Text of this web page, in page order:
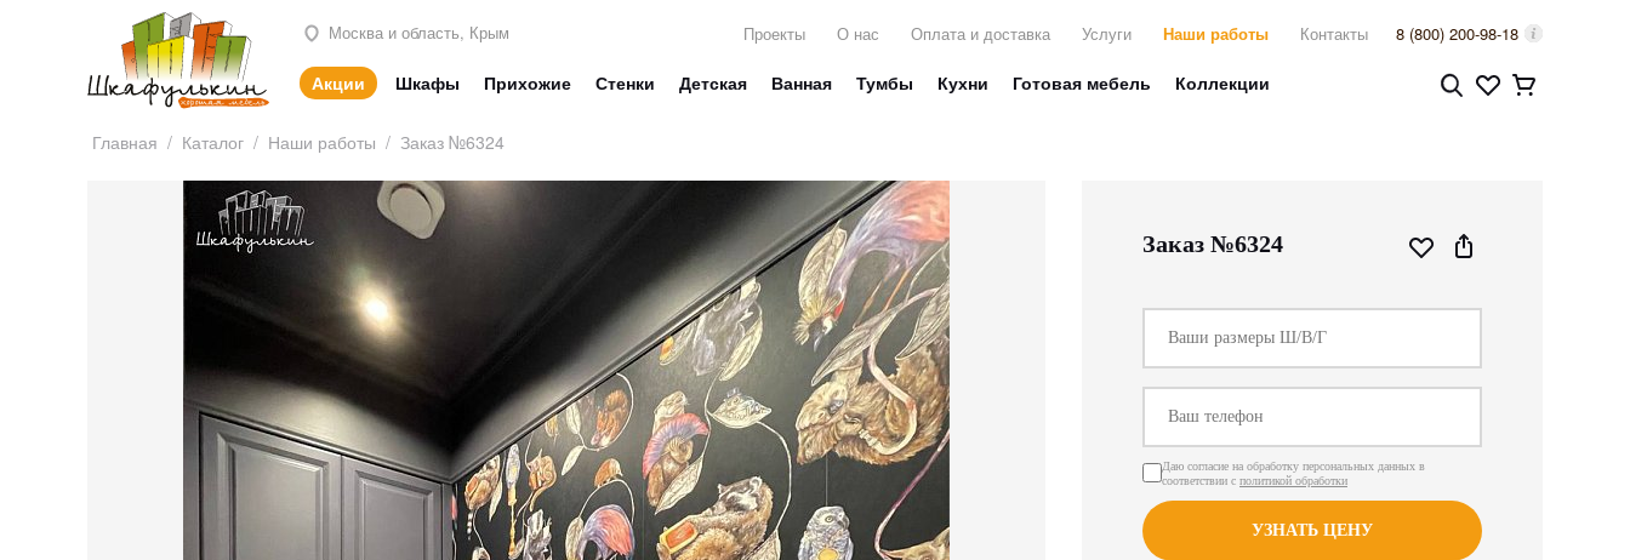
Москва и область, Крым Проекты О нас Оплата и доставка Услуги Наши работы Контакты 8 (800) 200-98-18
Акции Шкафы Прихожие Стенки Детская Ванная Тумбы Кухни Готовая мебель Коллекции
Главная / Каталог / Наши работы / Заказ №6324
Заказ №6324
Даю согласие на обработку персональных данных в
соответствии с политикой обработки
УЗНАТЬ ЦЕНУ